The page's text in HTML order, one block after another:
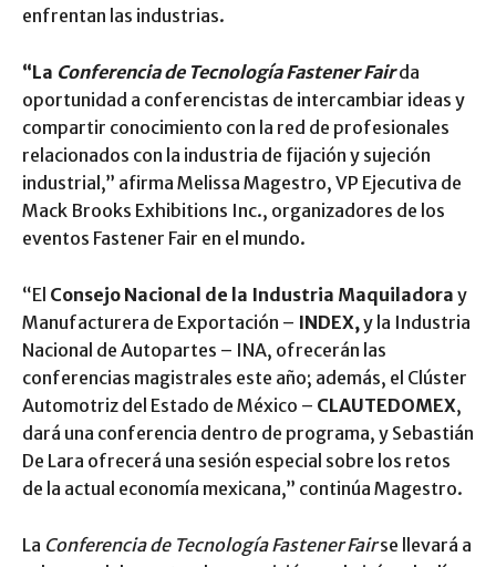
enfrentan las industrias.
“La Conferencia de Tecnología Fastener Fairda
oportunidad a conferencistas de intercambiar ideas y
compartir conocimiento con la red de profesionales
relacionados con la industria de fijación y sujeción
industrial,” afirma Melissa Magestro, VP Ejecutiva de
Mack Brooks Exhibitions Inc., organizadores de los
eventos Fastener Fair en el mundo.
“El Consejo Nacional de la Industria Maquiladora y
Manufacturera de Exportación – INDEX,y la Industria
Nacional de Autopartes – INA, ofrecerán las
conferencias magistrales este año; además, el Clúster
Automotriz del Estado de México – CLAUTEDOMEX,
dará una conferencia dentro de programa, y Sebastián
De Lara ofrecerá una sesión especial sobre los retos
de la actual economía mexicana,” continúa Magestro.
La Conferencia de Tecnología Fastener Fairse llevará a